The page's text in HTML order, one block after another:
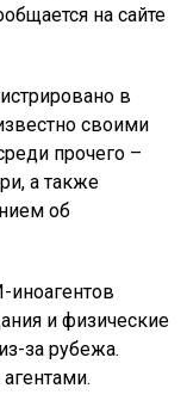
на сайте
в
своими
прочего –
а также
об
и физические
за рубежа.